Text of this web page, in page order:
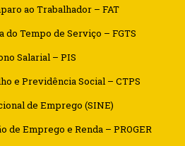
ao Trabalhador – FAT
do Tempo de Serviço – FGTS
Salarial – PIS
e Previdência Social – CTPS
de Emprego (SINE)
de Emprego e Renda – PROGER